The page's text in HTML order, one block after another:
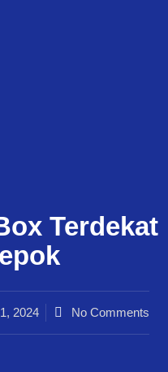
Terdekat
2024 No Comments